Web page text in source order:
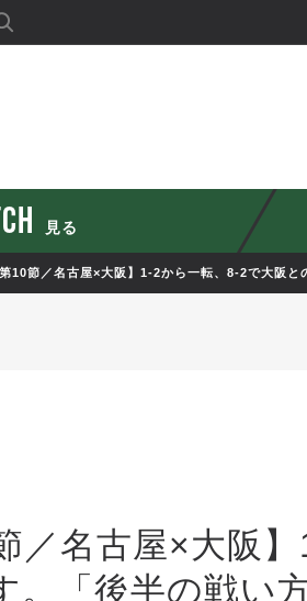
見る
第10節／名古屋×大阪】1-2から一転、8-2で大阪
／名古屋×大阪
。「後半の戦い